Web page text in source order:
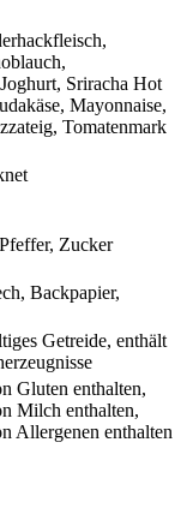
Sriracha Hot
Mayonnaise,
Tomatenmark
Zucker
Backpapier,
Getreide, enthält
Gluten enthalten,
Milch enthalten,
Allergenen enthalten